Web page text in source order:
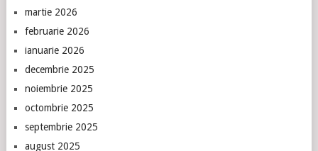
martie 2026
februarie 2026
ianuarie 2026
decembrie 2025
noiembrie 2025
octombrie 2025
septembrie 2025
august 2025